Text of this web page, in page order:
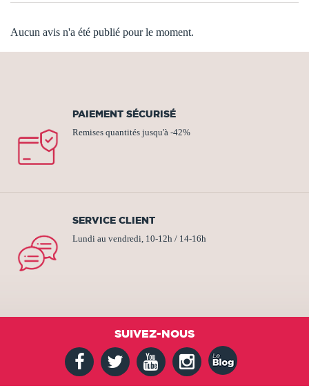
Aucun avis n'a été publié pour le moment.
PAIEMENT SÉCURISÉ
Remises quantités jusqu'à -42%
SERVICE CLIENT
Lundi au vendredi, 10-12h / 14-16h
SUIVEZ-NOUS